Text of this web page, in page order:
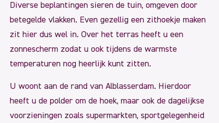
Diverse beplantingen sieren de tuin, omgeven door
betegelde vlakken. Even gezellig een zithoekje maken
zit hier dus wel in. Over het terras heeft u een
zonnescherm zodat u ook tijdens de warmste
temperaturen nog heerlijk kunt zitten.
U woont aan de rand van Alblasserdam. Hierdoor
heeft u de polder om de hoek, maar ook de dagelijkse
voorzieningen zoals supermarkten, sportgelegenheid